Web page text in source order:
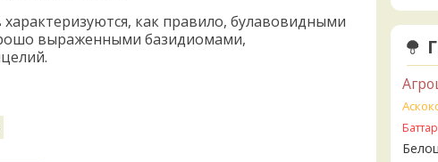
как правило, булавовидными
выраженными базидиомами,
2 дня
2 дня
2 дня